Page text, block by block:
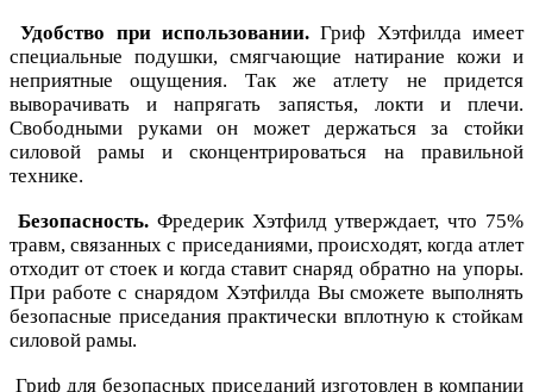
Удобство при использовании. Гриф Хэтфилда имеет
специальные подушки, смягчающие натирание кожи и
неприятные ощущения. Так же атлету не придется
выворачивать и напрягать запястья, локти и плечи.
Свободными руками он может держаться за стойки
силовой рамы и сконцентрироваться на правильной
технике.
Безопасность.Фредерик Хэтфилд утверждает, что 75%
травм, связанных с приседаниями, происходят, когда атлет
отходит от стоек и когда ставит снаряд обратно на упоры.
При работе с снарядом Хэтфилда Вы сможете выполнять
безопасные приседания практически вплотную к стойкам
силовой рамы.
Гриф для безопасных приседаний изготовлен в компании